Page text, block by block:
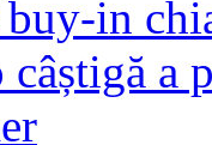
in
a